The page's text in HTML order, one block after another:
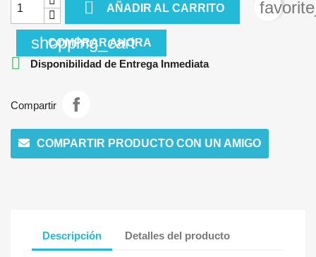
 AÑADIR AL CARRITO
shopping_cart
COMPRAR AHORA
 Disponibilidad de Entrega Inmediata
Compartir
COMPARTIR PRODUCTO CON UN AMIGO
Descripción Detalles del producto